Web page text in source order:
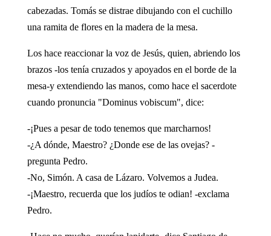
cabezadas. Tomás se distrae dibujando con el cuchillo
una ramita de flores en la madera de la mesa.
Los hace reaccionar la voz de Jesús, quien, abriendo los
brazos -los tenía cruzados y apoyados en el borde de la
mesa-y extendiendo las manos, como hace el sacerdote
cuando pronuncia "Dominus vobiscum", dice:
-¡Pues a pesar de todo tenemos que marcharnos!
-¿A dónde, Maestro? ¿Donde ese de las ovejas? -
pregunta Pedro.
-No, Simón. A casa de Lázaro. Volvemos a Judea.
-¡Maestro, recuerda que los judíos te odian! -exclama
Pedro.